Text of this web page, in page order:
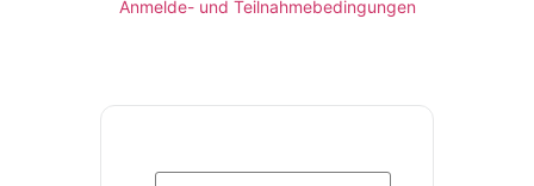
Anmelde- und Teilnahmebedingungen